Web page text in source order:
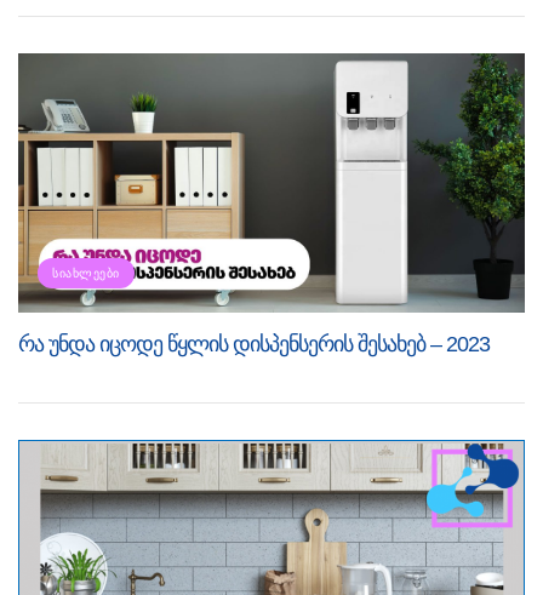
ᲡᲘᲐᲮᲚᲔᲔᲑᲘ
რა უნდა იცოდე წყლის დისპენსერის შესახებ – 2023